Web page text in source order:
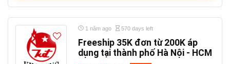
1 năm ago 570 days left
Freeship 35K đơn từ 200K áp
dụng tại thành phố Hà Nội - HCM